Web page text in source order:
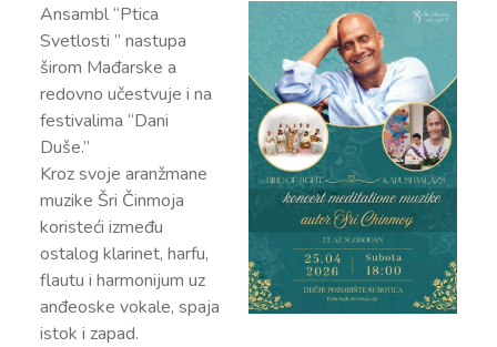
Ansambl “Ptica
Svetlosti ” nastupa
širom Mađarske a
redovno učestvuje i na
festivalima “Dani
Duše.”
Kroz svoje aranžmane
muzike Šri Činmoja
koristeći između
ostalog klarinet, harfu,
flautu i harmonijum uz
anđeoske vokale, spaja
istok i zapad.